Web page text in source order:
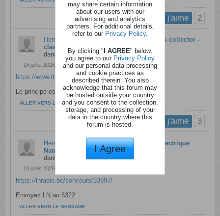
j'aime 2
Hermione a crée une discussion
Sac à dos collector -
classic21 - 24l07
dans
Anciens messages
18 juillet 2026, 21h46
https://www.rtbf.be/article/classic-...ector-11592078
Le principe est simple : il suffit d’écouter...
ALLER VERS LE MESSAGE
j'aime 3
Hermione a crée une discussion
Bâteau électrique
Namur - lnradio - 24l07
dans
Anciens messages
18 juillet 2026, 21h40
https://lnradio.be/concours/33997/
Envoyez LN au 6322...
ALLER VERS LE MESSAGE
may share certain information
about our users with our
advertising and analytics
partners. For additional details,
refer to our Privacy Policy.
By clicking "I AGREE" below,
you agree to our Privacy Policy
and our personal data processing
and cookie practices as
described therein. You also
acknowledge that this forum may
be hosted outside your country
and you consent to the collection,
storage, and processing of your
data in the country where this
forum is hosted.
I Agree